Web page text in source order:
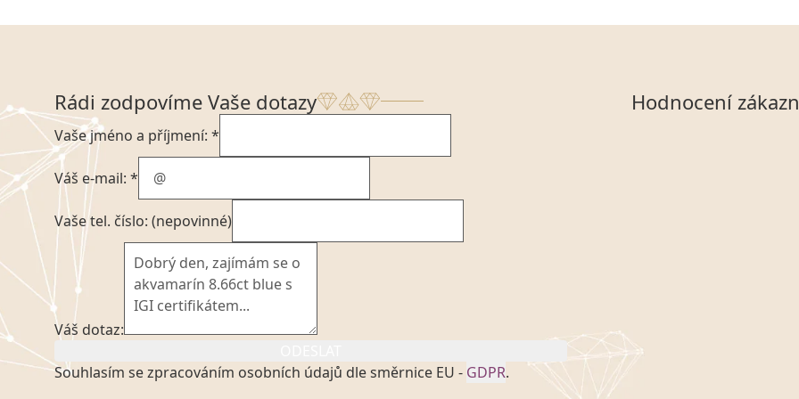
Rádi zodpovíme Vaše dotazy
Vaše jméno a příjmení: *
Váš e-mail: *
Vaše tel. číslo: (nepovinné)
Váš dotaz:
Souhlasím se zpracováním osobních údajů dle směrnice EU - GDPR.
Hodnocení